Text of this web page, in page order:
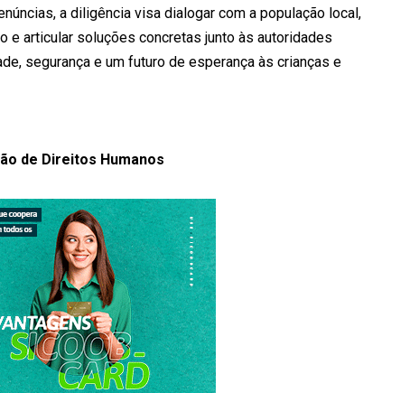
a diligência visa dialogar com a população local,
e articular soluções concretas junto às autoridades
segurança e um futuro de esperança às crianças e
de Direitos Humanos